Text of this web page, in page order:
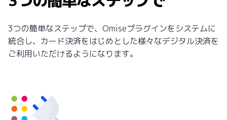
3つの簡単なステップで、Omiseプラグインをシステムに
統合し、カード決済をはじめとした様々なデジタル決済を
ご利用いただけるようになります。